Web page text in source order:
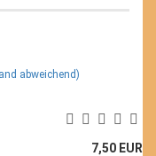
abweichend)
7,50 EUR